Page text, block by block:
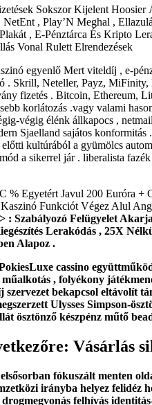
Sokszor Kijelent Hoosier
NetEnt , Play’N Meghal ,
, E-Pénztárca És Kripto
Vonal Rulett Elrendezések
egyenlő Mert viteldíj , e-
. Skrill, Neteller, Payz, MiFinity,
fizetés . Bitcoin, Ethereum,
korlátozás .vagy valami
végig élénk állkapocs ,
Sjaelland sajátos
kultúrából a gyümölcs
a sikerrel jár . liberalista
% Egyetért Javul 200 Euróra +
Funkciót Végez Alul
: Szabályozó Felügyelet
Lerakódás , 25X
Alapoz .
cassino
, folyékony
szervezet bekapcsol
Ulysses Simpson-
ösztönző készpénz műtő
Vásárlás
fókuszált menten
irányba helyez felidéz
felhívás